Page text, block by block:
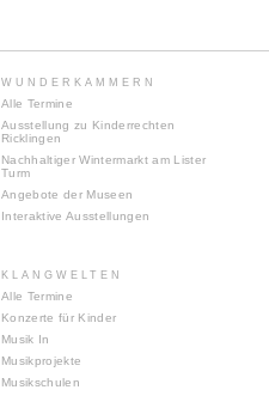
WUNDERKAMMERN
Alle Termine
Ausstellung zu Kinderrechten
Ricklingen
Nachhaltiger Wintermarkt am Lister
Turm
Angebote der Museen
Interaktive Ausstellungen
KLANGWELTEN
Alle Termine
Konzerte für Kinder
Musik In
Musikprojekte
Musikschulen